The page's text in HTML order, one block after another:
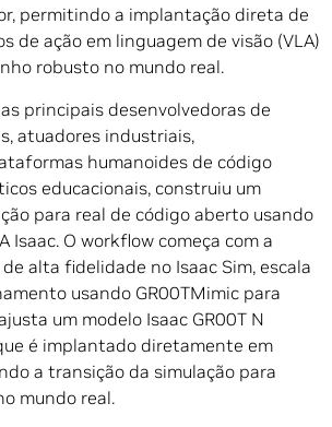
permitindo a implantação direta de
de ação em linguagem de visão (VLA)
robusto no mundo real.
principais desenvolvedoras de
atuadores industriais,
humanoides de código
educacionais, construiu um
para real de código aberto usando
Isaac. O workflow começa com a
alta fidelidade no Isaac Sim, escala
usando GR00TMimic para
um modelo Isaac GR00T N
é implantado diretamente em
a transição da simulação para
mundo real.